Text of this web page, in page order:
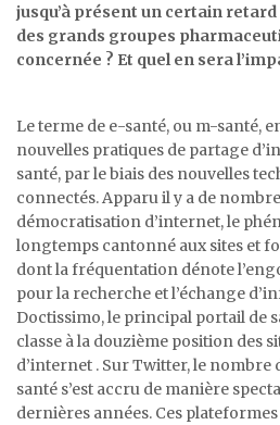
jusqu’à présent un certain retard
des grands groupes
concernée ? Et quel en sera
Le terme de e-santé, ou m-santé,
nouvelles pratiques de partage
santé, par le biais des nouvelles
connectés. Apparu il y a de
démocratisation d’internet, le
longtemps cantonné aux sites et
dont la fréquentation dénote
pour la recherche et l’échange
Doctissimo, le principal portail de
classe à la douzième position des
d’internet . Sur Twitter, le nombre
santé s’est accru de manière
dernières années. Ces